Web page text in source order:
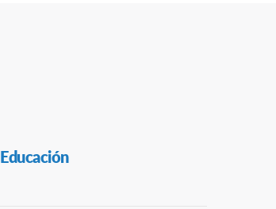
Educación